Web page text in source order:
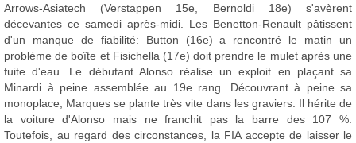
Arrows-Asiatech (Verstappen 15e, Bernoldi 18e) s'avèrent
décevantes ce samedi après-midi. Les Benetton-Renault pâtissent
d'un manque de fiabilité: Button (16e) a rencontré le matin un
problème de boîte et Fisichella (17e) doit prendre le mulet après une
fuite d'eau. Le débutant Alonso réalise un exploit en plaçant sa
Minardi à peine assemblée au 19e rang. Découvrant à peine sa
monoplace, Marques se plante très vite dans les graviers. Il hérite de
la voiture d'Alonso mais ne franchit pas la barre des 107 %.
Toutefois, au regard des circonstances, la FIA accepte de laisser le